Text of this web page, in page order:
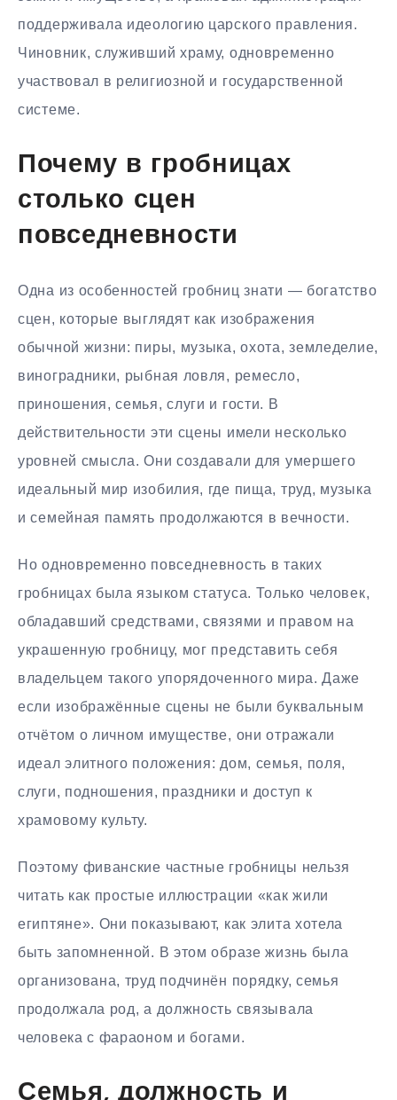
поддерживала идеологию царского правления.
Чиновник, служивший храму, одновременно
участвовал в религиозной и государственной
системе.
Почему в гробницах
столько сцен
повседневности
Одна из особенностей гробниц знати — богатство
сцен, которые выглядят как изображения
обычной жизни: пиры, музыка, охота, земледелие,
виноградники, рыбная ловля, ремесло,
приношения, семья, слуги и гости. В
действительности эти сцены имели несколько
уровней смысла. Они создавали для умершего
идеальный мир изобилия, где пища, труд, музыка
и семейная память продолжаются в вечности.
Но одновременно повседневность в таких
гробницах была языком статуса. Только человек,
обладавший средствами, связями и правом на
украшенную гробницу, мог представить себя
владельцем такого упорядоченного мира. Даже
если изображённые сцены не были буквальным
отчётом о личном имуществе, они отражали
идеал элитного положения: дом, семья, поля,
слуги, подношения, праздники и доступ к
храмовому культу.
Поэтому фиванские частные гробницы нельзя
читать как простые иллюстрации «как жили
египтяне». Они показывают, как элита хотела
быть запомненной. В этом образе жизнь была
организована, труд подчинён порядку, семья
продолжала род, а должность связывала
человека с фараоном и богами.
Семья, должность и